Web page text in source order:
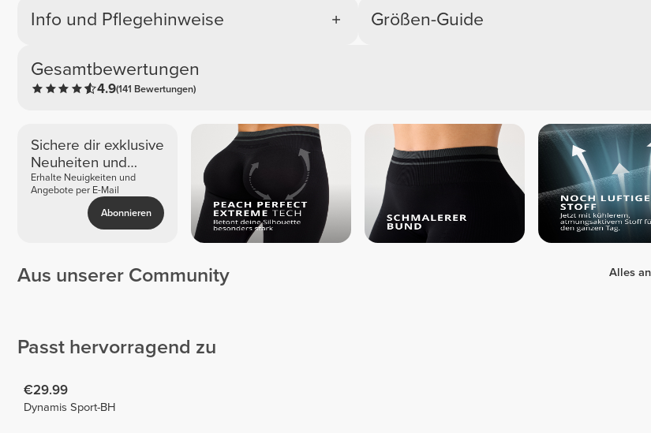
Info und Pflegehinweise
Gesamtbewertungen
4.9(141 Bewertungen)
Größen-Guide
Sichere dir exklusive
Neuheiten und
Angebote
Erhalte Neuigkeiten und
Angebote per E-Mail
Abonnieren
Aus unserer Community Alles
Passt hervorragend zu
€29.99
Dynamis Sport-BH